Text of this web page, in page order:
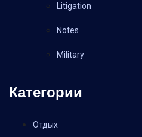
Litigation
Notes
Military
Категории
Отдых